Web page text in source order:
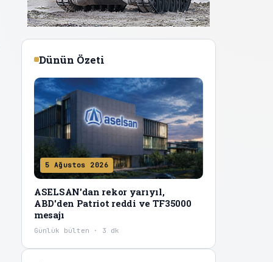
Dünün Özeti
5 Ağustos 2026
ASELSAN'dan rekor yarıyıl,
ABD'den Patriot reddi ve TF35000
mesajı
Günlük bülten · 3 dk